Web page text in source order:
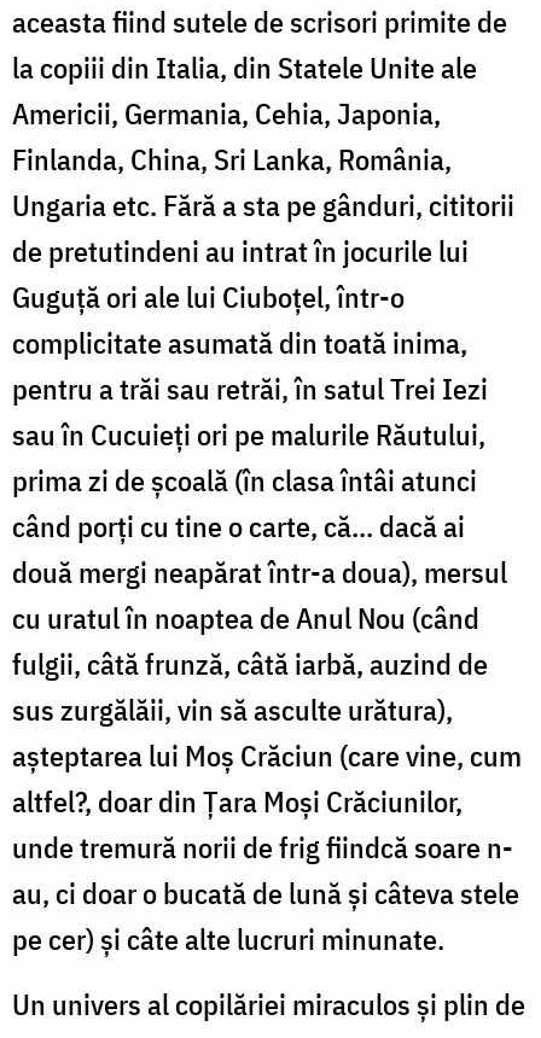
aceasta fiind sutele de scrisori primite de
la copiii din Italia, din Statele Unite ale
Americii, Germania, Cehia, Japonia,
Finlanda, China, Sri Lanka, România,
Ungaria etc. Fără a sta pe gânduri, cititorii
de pretutindeni au intrat în jocurile lui
Guguţă ori ale lui Ciuboţel, într-o
complicitate asumată din toată inima,
pentru a trăi sau retrăi, în satul Trei Iezi
sau în Cucuieţi ori pe malurile Răutului,
prima zi de şcoală (în clasa întâi atunci
când porţi cu tine o carte, că... dacă ai
două mergi neapărat într-a doua), mersul
cu uratul în noaptea de Anul Nou (când
fulgii, câtă frunză, câtă iarbă, auzind de
sus zurgălăii, vin să asculte urătura),
aşteptarea lui Moş Crăciun (care vine, cum
altfel?, doar din Ţara Moşi Crăciunilor,
unde tremură norii de frig fiindcă soare n-
au, ci doar o bucată de lună şi câteva stele
pe cer) şi câte alte lucruri minunate.
Un univers al copilăriei miraculos şi plin de